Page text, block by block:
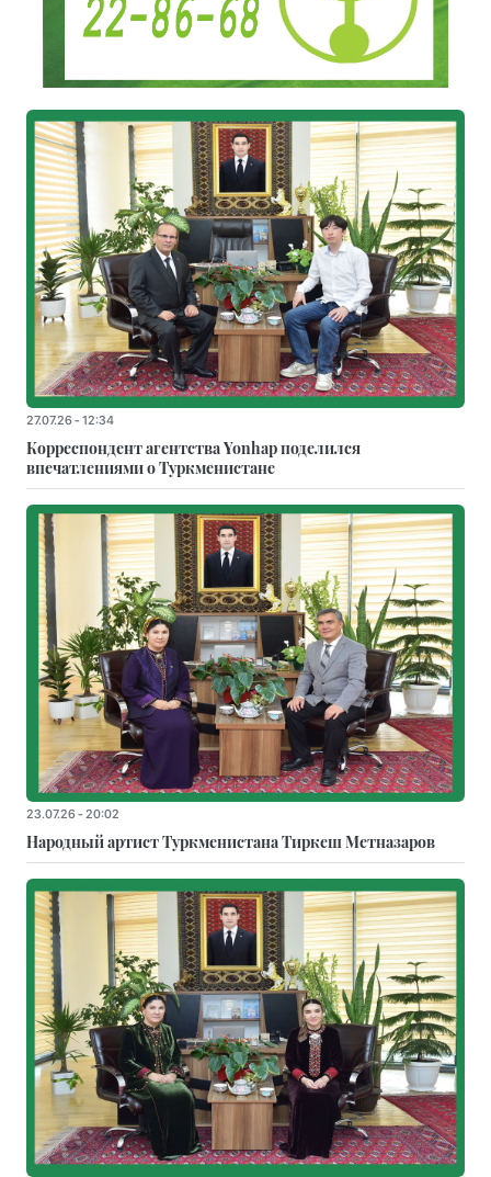
27.07.26 - 12:34
Корреспондент агентства Yonhap поделился
впечатлениями о Туркменистане
23.07.26 - 20:02
Народный артист Туркменистана Тиркеш Мeтназаров